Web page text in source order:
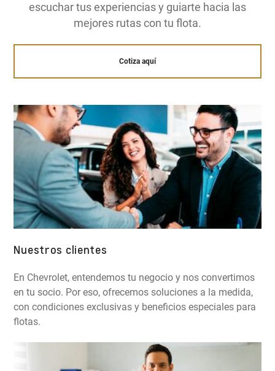
escuchar tus experiencias y guiarte hacia las
mejores rutas con tu flota.
Cotiza aquí
Nuestros clientes
En Chevrolet, entendemos tu negocio y nos convertimos
en tu socio. Por eso, ofrecemos soluciones a la medida,
con condiciones exclusivas y beneficios especiales para
flotas.